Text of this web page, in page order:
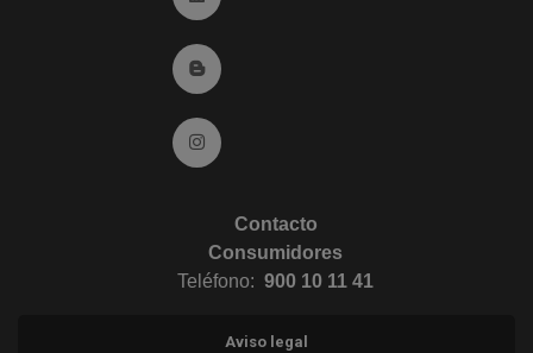
Ir al Blog (abre en ventana nueva)
Ir a Instagram (abre en ventana nueva)
Contacto
Consumidores
Teléfono: 900 10 11 41
Aviso legal